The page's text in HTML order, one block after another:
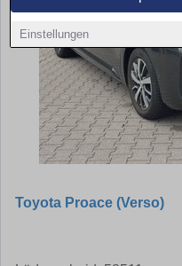
Einstellungen
Toyota Proace (Verso)